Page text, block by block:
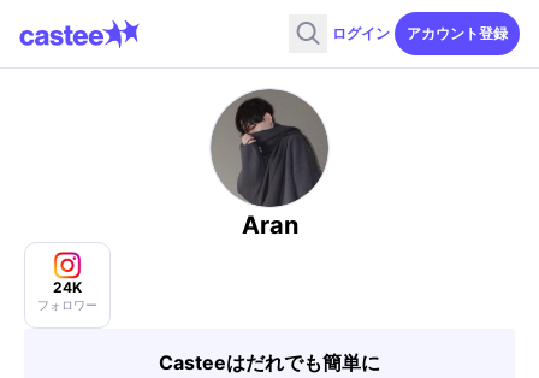
ログイン アカウント登録
Aran
24K
フォロワー
Casteeはだれでも簡単に